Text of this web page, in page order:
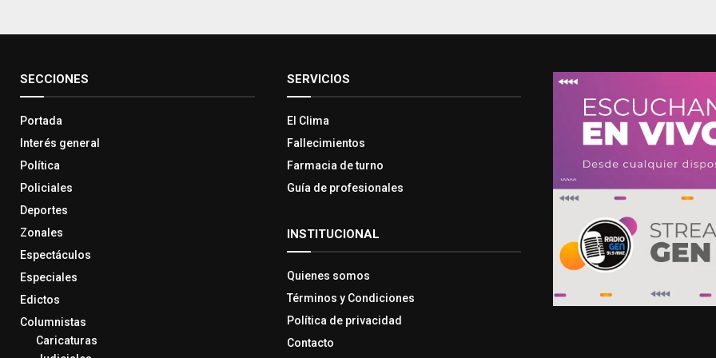
SECCIONES
Portada
Interés general
Política
Policiales
Deportes
Zonales
Espectáculos
Especiales
Edictos
Columnistas
Caricaturas
SERVICIOS
El Clima
Fallecimientos
Farmacia de turno
Guía de profesionales
INSTITUCIONAL
Quienes somos
Términos y Condiciones
Política de privacidad
Contacto